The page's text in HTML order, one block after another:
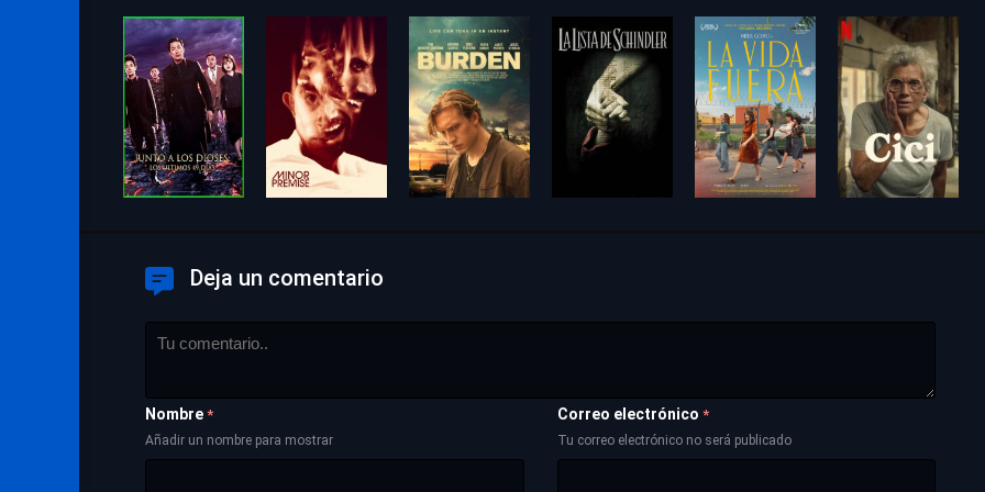
Deja un comentario
Nombre *
Añadir un nombre para mostrar
Correo electrónico *
Tu correo electrónico no será publicado